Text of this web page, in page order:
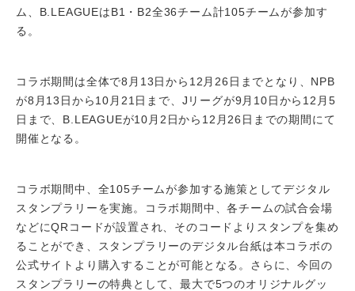
ム、B.LEAGUEはB1・B2全36チーム計105チームが参加す
る。
コラボ期間は全体で8月13日から12月26日までとなり、NPB
が8月13日から10月21日まで、Jリーグが9月10日から12月5
日まで、B.LEAGUEが10月2日から12月26日までの期間にて
開催となる。
コラボ期間中、全105チームが参加する施策としてデジタル
スタンプラリーを実施。コラボ期間中、各チームの試合会場
などにQRコードが設置され、そのコードよりスタンプを集め
ることができ、スタンプラリーのデジタル台紙は本コラボの
公式サイトより購入することが可能となる。さらに、今回の
スタンプラリーの特典として、最大で5つのオリジナルグッ